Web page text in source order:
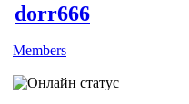
dorr666
Members